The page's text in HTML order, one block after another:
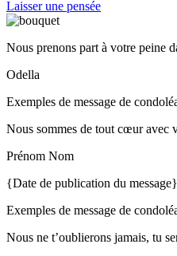
Laisser une pensée
Nous prenons part à votre peine
Odella
Exemples de message de
Nous sommes de tout cœur avec
Prénom Nom
{Date de publication du
Exemples de message de
Nous ne t’oublierons jamais, tu